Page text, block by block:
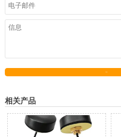
相关产品